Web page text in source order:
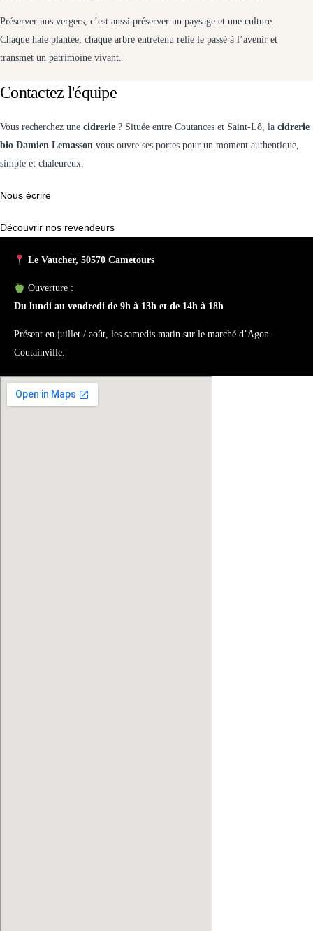
Préserver nos vergers, c’est aussi préserver un paysage et une culture.
Chaque haie plantée, chaque arbre entretenu relie le passé à l’avenir et
transmet un patrimoine vivant.
Contactez l'équipe
Vous recherchez une cidrerie ? Située entre Coutances et Saint-Lô, la cidrerie
bio Damien Lemasson vous ouvre ses portes pour un moment authentique,
simple et chaleureux.
Nous écrire
Découvrir nos revendeurs
Le Vaucher, 50570 Cametours
Ouverture :
Du lundi au vendredi de 9h à 13h et de 14h à 18h
Présent en juillet / août, les samedis matin sur le marché d’Agon-
Coutainville.